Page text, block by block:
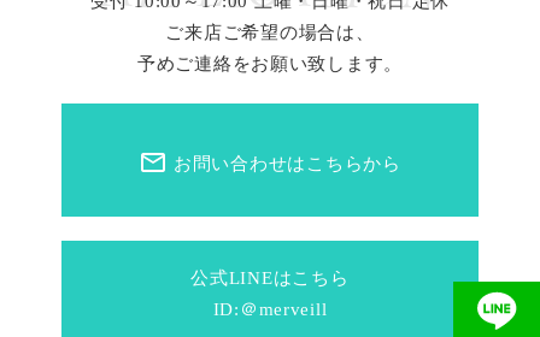
公式LINEはこちら
ID:＠merveill
mail_outline お問い合わせはこちらから
ご来店ご希望の場合は、
予めご連絡をお願い致します。